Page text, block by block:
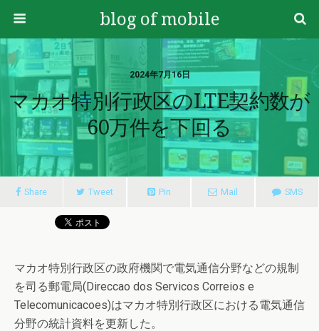
blog of mobile
2024年7月16日
マカオ特別行政区のLTE契約数が
60万件を下回る
Share Tweet Pin Mail SMS
マカオ特別行政区の政府機関で電気通信分野などの規制
を司る郵電局(Direccao dos Servicos Correios e
Telecomunicacoes)はマカオ特別行政区における電気通信
分野の統計資料を更新した。